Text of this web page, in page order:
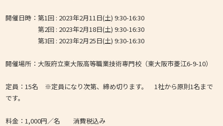
開催日時：第1回 : 2023年2月11日(土) 9:30-16:30
第2回 : 2023年2月18日(土) 9:30-16:30
第3回 : 2023年2月25日(土) 9:30-16:30
開催場所：大阪府立東大阪高等職業技術専門校（東大阪市菱江6-9-10）
定員：15名 ※定員になり次第、締め切ります。 1社から原則1名まで
です。
料金：1,000円／名 消費税込み